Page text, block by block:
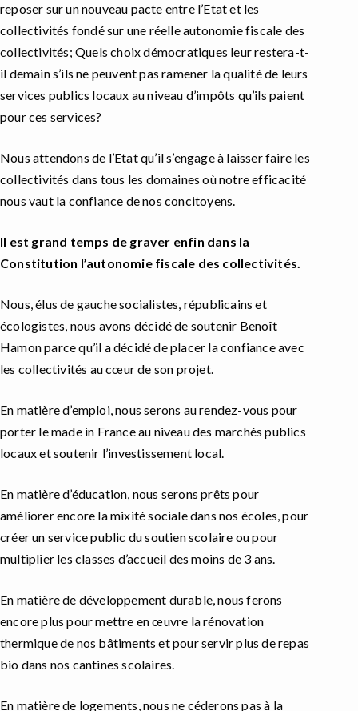
reposer sur un nouveau pacte entre l’Etat et les
collectivités fondé sur une réelle autonomie fiscale des
collectivités; Quels choix démocratiques leur restera-t-
il demain s’ils ne peuvent pas ramener la qualité de leurs
services publics locaux au niveau d’impôts qu’ils paient
pour ces services?
Nous attendons de l’Etat qu’il s’engage à laisser faire les
collectivités dans tous les domaines où notre efficacité
nous vaut la confiance de nos concitoyens.
Il est grand temps de graver enfin dans la
Constitution l’autonomie fiscale des collectivités.
Nous, élus de gauche socialistes, républicains et
écologistes, nous avons décidé de soutenir Benoît
Hamon parce qu’il a décidé de placer la confiance avec
les collectivités au cœur de son projet.
En matière d’emploi, nous serons au rendez-vous pour
porter le made in France au niveau des marchés publics
locaux et soutenir l’investissement local.
En matière d’éducation, nous serons prêts pour
améliorer encore la mixité sociale dans nos écoles, pour
créer un service public du soutien scolaire ou pour
multiplier les classes d’accueil des moins de 3 ans.
En matière de développement durable, nous ferons
encore plus pour mettre en œuvre la rénovation
thermique de nos bâtiments et pour servir plus de repas
bio dans nos cantines scolaires.
En matière de logements, nous ne céderons pas à la